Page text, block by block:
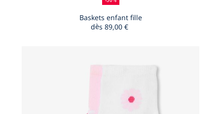
de
réduction
::
Baskets enfant fille
dès 89,00 €